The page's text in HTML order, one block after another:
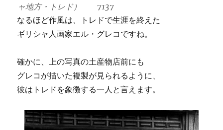
ャ地方・トレド） 7137
なるほど作風は、トレドで生涯を終えた
ギリシャ人画家エル・グレコですね。
確かに、上の写真の土産物店前にも
グレコが描いた複製が見られるように、
彼はトレドを象徴する一人と言えます。